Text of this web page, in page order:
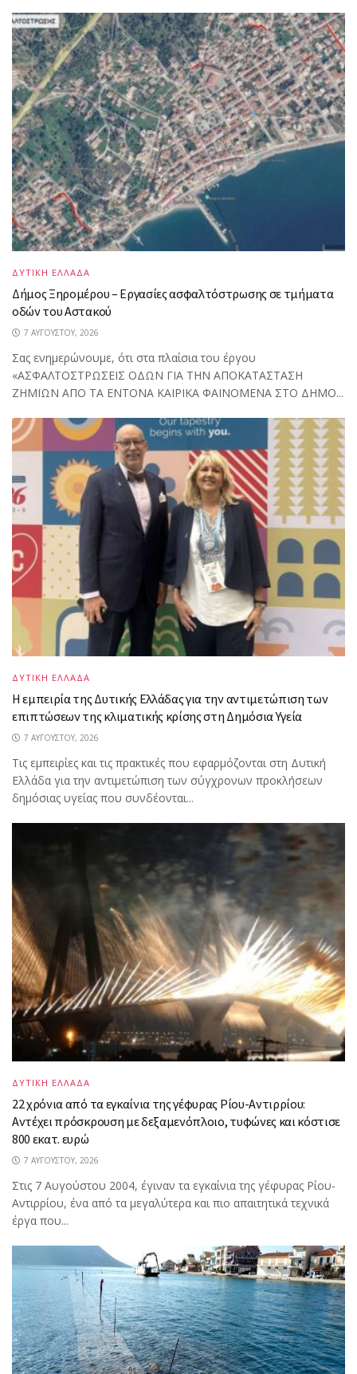
ΔΥΤΙΚΗ ΕΛΛΑΔΑ
Δήμος Ξηρομέρου – Εργασίες ασφαλτόστρωσης σε τμήματα
οδών του Αστακού
7 ΑΥΓΟΎΣΤΟΥ, 2026
Σας ενημερώνουμε, ότι στα πλαίσια του έργου
«ΑΣΦΑΛΤΟΣΤΡΩΣΕΙΣ ΟΔΩΝ ΓΙΑ ΤΗΝ ΑΠΟΚΑΤΑΣΤΑΣΗ
ΖΗΜΙΩΝ ΑΠΟ ΤΑ ΕΝΤΟΝΑ ΚΑΙΡΙΚΑ ΦΑΙΝΟΜΕΝΑ ΣΤΟ ΔΗΜΟ...
ΔΥΤΙΚΗ ΕΛΛΑΔΑ
Η εμπειρία της Δυτικής Ελλάδας για την αντιμετώπιση των
επιπτώσεων της κλιματικής κρίσης στη Δημόσια Υγεία
7 ΑΥΓΟΎΣΤΟΥ, 2026
Τις εμπειρίες και τις πρακτικές που εφαρμόζονται στη Δυτική
Ελλάδα για την αντιμετώπιση των σύγχρονων προκλήσεων
δημόσιας υγείας που συνδέονται...
ΔΥΤΙΚΗ ΕΛΛΑΔΑ
22 χρόνια από τα εγκαίνια της γέφυρας Ρίου-Αντιρρίου:
Αντέχει πρόσκρουση με δεξαμενόπλοιο, τυφώνες και κόστισε
800 εκατ. ευρώ
7 ΑΥΓΟΎΣΤΟΥ, 2026
Στις 7 Αυγούστου 2004, έγιναν τα εγκαίνια της γέφυρας Ρίου-
Αντιρρίου, ένα από τα μεγαλύτερα και πιο απαιτητικά τεχνικά
έργα που...